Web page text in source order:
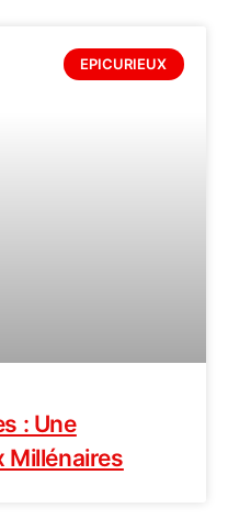
EPICURIEUX
: Une
Millénaires